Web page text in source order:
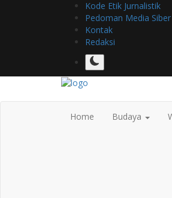
Kode Etik Jurnalistik
Pedoman Media Siber
Kontak
Redaksi
Home Budaya